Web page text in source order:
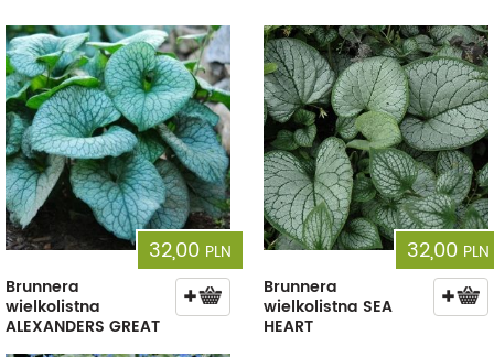
32,00 PLN
Brunnera
wielkolistna
ALEXANDERS GREAT
32,00 PLN
Brunnera
wielkolistna SEA
HEART